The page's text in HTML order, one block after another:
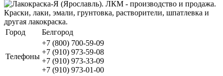
Город Белгород
Телефоны
+7 (800) 700-59-09
+7 (910) 973-59-08
+7 (910) 973-33-09
+7 (910) 973-01-00